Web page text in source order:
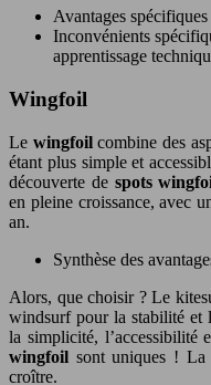
Avantages
Inconvénients
apprentissage
Wingfoil
Le wingfoilcombine des
étant plus simple et
découverte de spots
en pleine croissance, avec
an.
Synthèse des
Alors, que choisir ? Le
windsurf pour la stabilité et
la simplicité, l’accessibilité
wingfoil sont uniques ! La
croître.